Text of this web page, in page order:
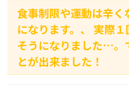
食事制限や運動は辛く
になります。、 実際
そうになりました…。
とが出来ました！